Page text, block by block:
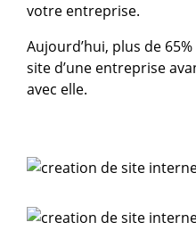
votre entreprise.
Aujourd’hui, plus de
site d’une entreprise
avec elle.